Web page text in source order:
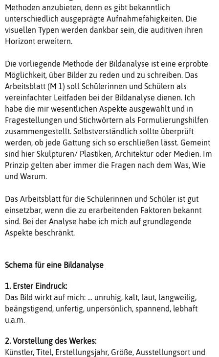
Methoden anzubieten, denn es gibt bekanntlich
unterschiedlich ausgeprägte Aufnahmefähigkeiten. Die
visuellen Typen werden dankbar sein, die auditiven ihren
Horizont erweitern.
Die vorliegende Methode der Bildanalyse ist eine erprobte
Möglichkeit, über Bilder zu reden und zu schreiben. Das
Arbeitsblatt (M 1) soll Schülerinnen und Schülern als
vereinfachter Leitfaden bei der Bildanalyse dienen. Ich
habe die mir wesentlichen Aspekte ausgewählt und in
Fragestellungen und Stichwörtern als Formulierungshilfen
zusammengestellt. Selbstverständlich sollte überprüft
werden, ob jede Gattung sich so erschließen lässt. Gemeint
sind hier Skulpturen/ Plastiken, Architektur oder Medien. Im
Prinzip gelten aber immer die Fragen nach dem Was, Wie
und Warum.
Das Arbeitsblatt für die Schülerinnen und Schüler ist gut
einsetzbar, wenn die zu erarbeitenden Faktoren bekannt
sind. Bei der Analyse habe ich mich auf grundlegende
Aspekte beschränkt.
Schema für eine Bildanalyse
1. Erster Eindruck:
Das Bild wirkt auf mich: … unruhig, kalt, laut, langweilig,
beängstigend, unfertig, unpersönlich, spannend, lebhaft
u.a.m.
2. Vorstellung des Werkes:
Künstler, Titel, Erstellungsjahr, Größe, Ausstellungsort und